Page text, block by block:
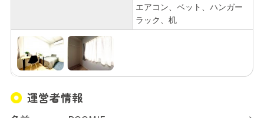
エアコン、ベット、ハンガー
ラック、机
運営者情報